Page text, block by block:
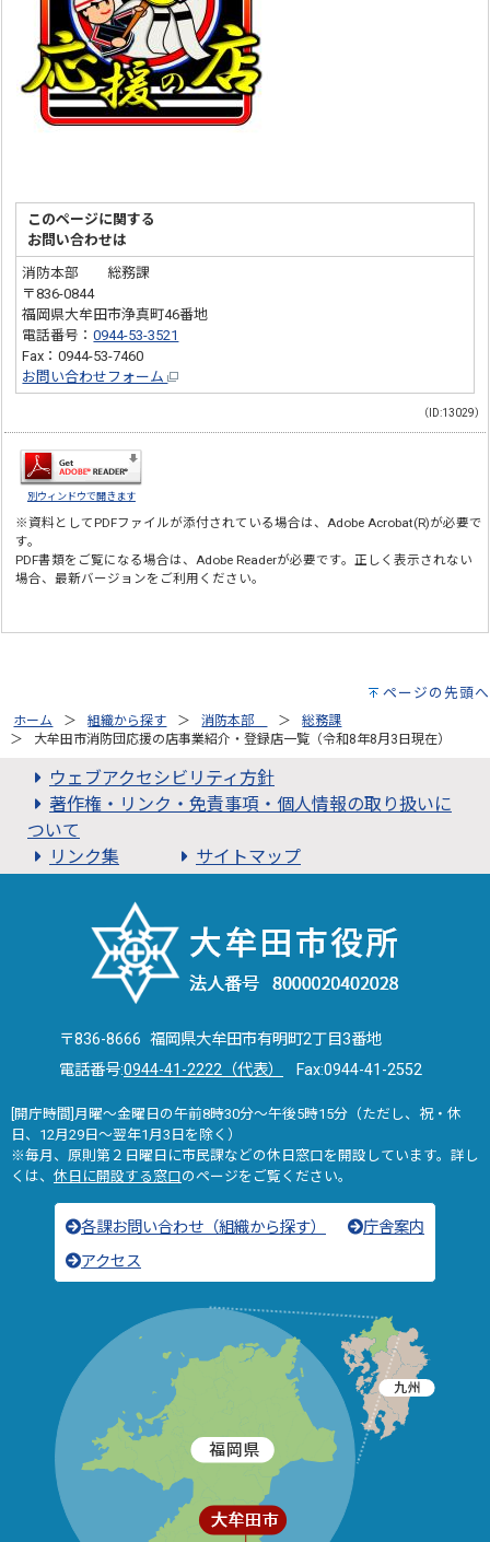
このページに関する
お問い合わせは
消防本部 総務課
〒836-0844
福岡県大牟田市浄真町46番地
電話番号：0944-53-3521
Fax：0944-53-7460
お問い合わせフォーム
（ID:13029）
別ウィンドウで開きます
※資料としてPDFファイルが添付されている場合は、Adobe Acrobat(R)が必要で
す。
PDF書類をご覧になる場合は、Adobe Readerが必要です。正しく表示されない
場合、最新バージョンをご利用ください。
ページの先頭へ
ホーム 組織から探す 消防本部
総務課
大牟田市消防団応援の店事業紹介・登録店一覧（令和8年8月3日現在）
ウェブアクセシビリティ方針
著作権・リンク・免責事項・個人情報の取り扱いに
ついて
リンク集
サイトマップ
〒836-8666 福岡県大牟田市有明町2丁目3番地
電話番号:0944-41-2222（代表） Fax:0944-41-2552
[開庁時間]月曜～金曜日の午前8時30分～午後5時15分（ただし、祝・休
日、12月29日～翌年1月3日を除く）
※毎月、原則第２日曜日に市民課などの休日窓口を開設しています。詳し
くは、 休日に開設する窓口のページをご覧ください。
各課お問い合わせ（組織から探す）
庁舎案内
アクセス